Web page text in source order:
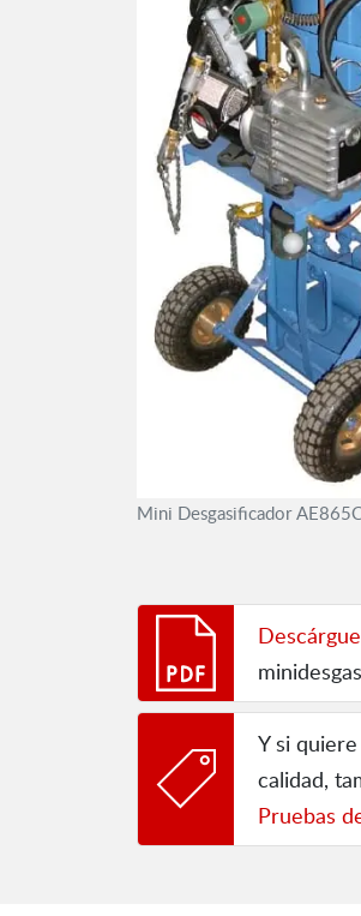
Mini Desgasificador
Y si
calidad,
Pruebas